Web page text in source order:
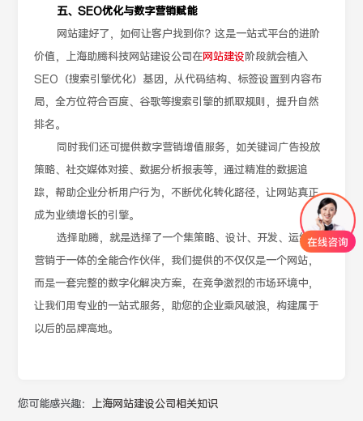
五、SEO优化与数字营销赋能
网站建好了，如何让客户找到你？这是一站式平台的进阶
价值，上海助腾科技网站建设公司在网站建设阶段就会植入
SEO（搜索引擎优化）基因，从代码结构、标签设置到内容布
局，全方位符合百度、谷歌等搜索引擎的抓取规则，提升自然
排名。
同时我们还可提供数字营销增值服务，如关键词广告投放
策略、社交媒体对接、数据分析报表等，通过精准的数据追
踪，帮助企业分析用户行为，不断优化转化路径，让网站真正
成为业绩增长的引擎。
选择助腾，就是选择了一个集策略、设计、开发、运维、
营销于一体的全能合作伙伴，我们提供的不仅仅是一个网站，
而是一套完整的数字化解决方案，在竞争激烈的市场环境中，
让我们用专业的一站式服务，助您的企业乘风破浪，构建属于
以后的品牌高地。
您可能感兴趣： 上海网站建设公司相关知识